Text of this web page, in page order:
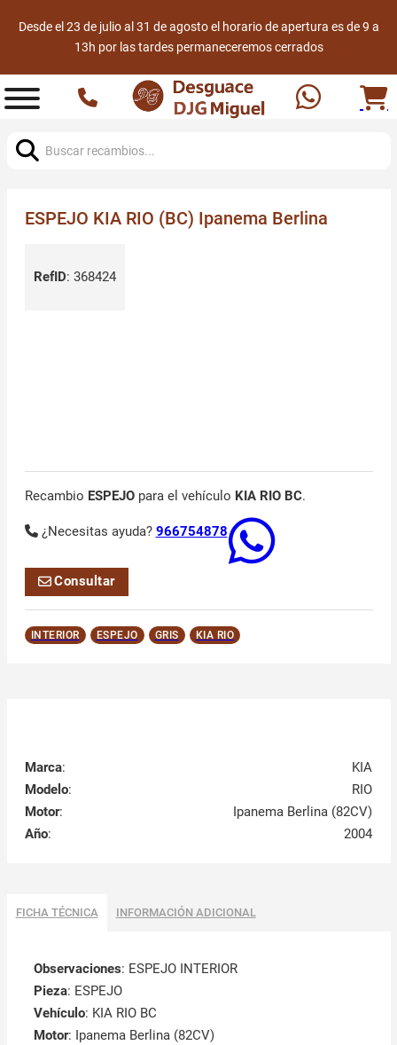
Desde el 23 de julio al 31 de agosto el horario de apertura es de 9 a
13h por las tardes permaneceremos cerrados
ESPEJO KIA RIO (BC) Ipanema Berlina
RefID: 368424
Recambio ESPEJOpara el vehículo KIA RIO BC.
¿Necesitas ayuda? 966754878
Consultar
INTERIOR ESPEJO GRIS KIA RIO
Marca:
KIA
Modelo:
RIO
Motor:
Ipanema Berlina (82CV)
Año: 2004
FICHA TÉCNICA INFORMACIÓN ADICIONAL
Observaciones: ESPEJO INTERIOR
Pieza: ESPEJO
Vehículo: KIA RIO BC
Motor: Ipanema Berlina (82CV)